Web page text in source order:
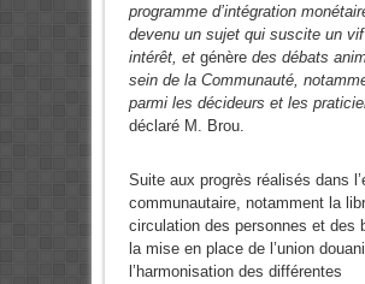
programme d’intégration
devenu un sujet qui suscite un vif
intérêt, et génère des débats
sein de la Communauté,
parmi les décideurs et les
déclaré M. Brou.
Suite aux progrès réalisés dans
communautaire, notamment la
circulation des personnes et des
la mise en place de l’union
l’harmonisation des différentes